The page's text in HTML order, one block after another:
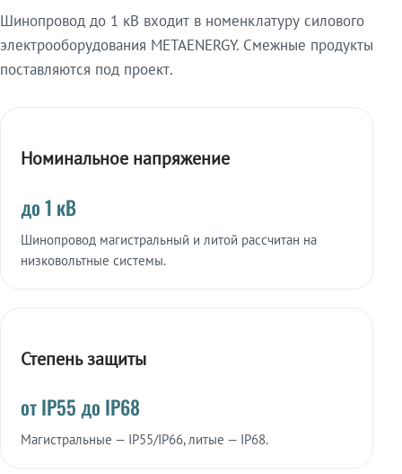
Шинопровод до 1 кВ входит в номенклатуру силового
электрооборудования METAENERGY. Смежные продукты
поставляются под проект.
Номинальное напряжение
до 1 кВ
Шинопровод магистральный и литой рассчитан на
низковольтные системы.
Степень защиты
от IP55 до IP68
Магистральные — IP55/IP66, литые — IP68.